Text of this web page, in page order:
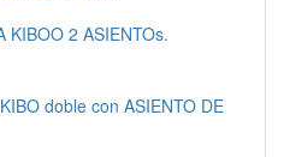
KIBOO 2 ASIENTOs.
doble con ASIENTO DE